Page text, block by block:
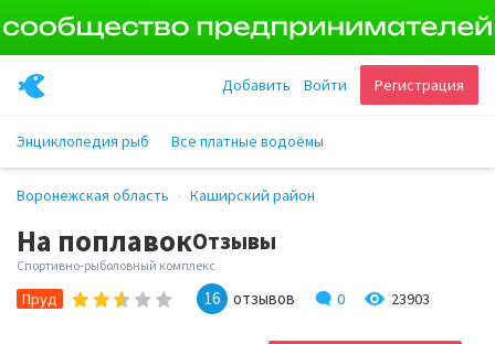
Регистрация
Войти
Добавить
Энциклопедия рыб Все платные водоёмы
Воронежская область Каширский район
На поплавокОтзывы
Спортивно-рыболовный комплекс
Пруд 16 отзывов 0 23903